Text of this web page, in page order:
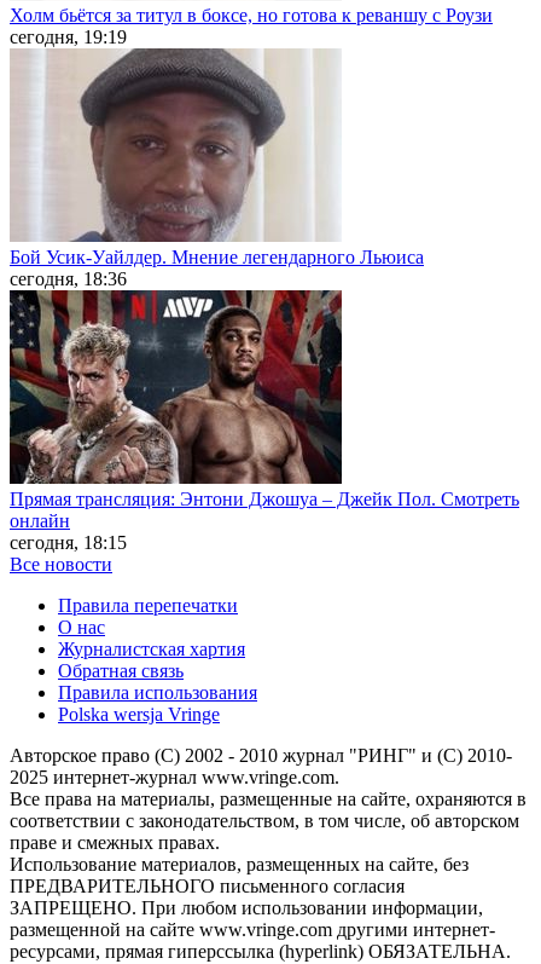
Холм бьётся за титул в боксе, но готова к реваншу с Роузи
сегодня, 19:19
Бой Усик-Уайлдер. Мнение легендарного Льюиса
сегодня, 18:36
Прямая трансляция: Энтони Джошуа – Джейк Пол. Смотреть
онлайн
сегодня, 18:15
Все новости
Правила перепечатки
О нас
Журналистская хартия
Обратная связь
Правила использования
Polska wersja Vringe
Авторское право (С) 2002 - 2010 журнал "РИНГ" и (С) 2010-
2025 интернет-журнал www.vringe.com.
Все права на материалы, размещенные на сайте, охраняются в
соответствии с законодательством, в том числе, об авторском
праве и смежных правах.
Использование материалов, размещенных на сайте, без
ПРЕДВАРИТЕЛЬНОГО письменного согласия
ЗАПРЕЩЕНО. При любом использовании информации,
размещенной на сайте www.vringe.com другими интернет-
ресурсами, прямая гиперссылка (hyperlink) ОБЯЗАТЕЛЬНА.